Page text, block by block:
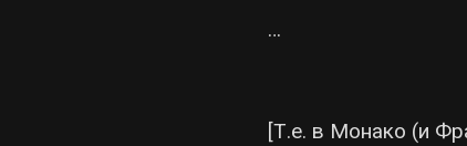
…
[Т.е. в Монако (и